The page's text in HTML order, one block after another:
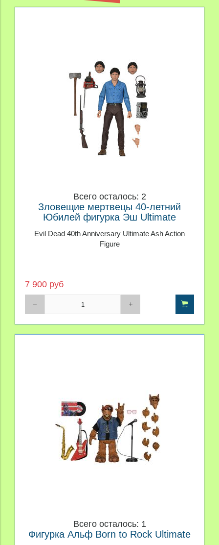
Всего осталось: 2
Зловещие мертвецы 40-летний
Юбилей фигурка Эш Ultimate
Evil Dead 40th Anniversary Ultimate Ash Action
Figure
7 900 руб
Всего осталось: 1
Фигурка Альф Born to Rock Ultimate